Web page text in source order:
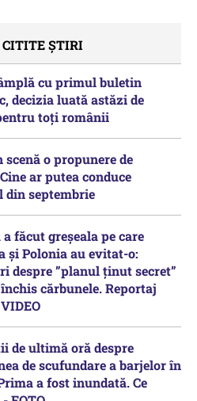
ȘTIRI
cu primul buletin
decizia luată astăzi de
toți românii
scenă o propunere de
ar putea conduce
din septembrie
făcut greșeala pe care
și Polonia au evitat-o:
despre ”planul ținut secret”
cărbunele. Reportaj
de ultimă oră despre
de scufundare a barjelor în
a fost inundată. Ce